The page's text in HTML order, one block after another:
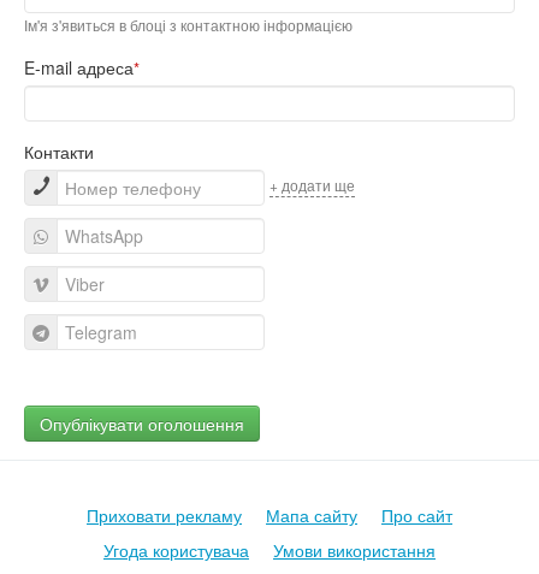
Ім'я з'явиться в блоці з контактною інформацією
E-mail адреса*
Контакти
+ додати ще
Приховати рекламу Мапа сайту
Про сайт
Угода користувача
Умови використання